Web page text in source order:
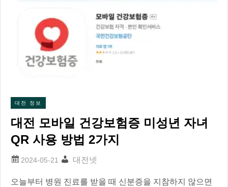
대전 정보
대전 모바일 건강보험증 미성년 자녀
QR 사용 방법 2가지
대전넷
오늘부터 병원 진료를 받을 때 신분증을 지참하지 않으면